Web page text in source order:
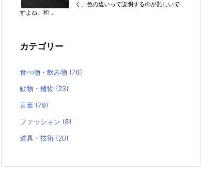
く、色の違いって説明するのが難しいで
すよね。和 ...
カテゴリー
食べ物・飲み物 (76)
動物・植物 (23)
言葉 (79)
ファッション (8)
道具・技術 (20)